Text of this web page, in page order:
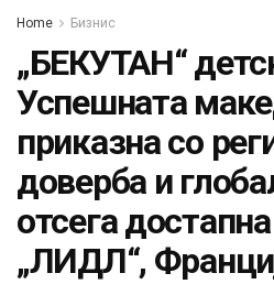
Home Бизнис
„БЕКУТАН“
Успешната
приказна со
доверба и
отсега
„ЛИДЛ“,